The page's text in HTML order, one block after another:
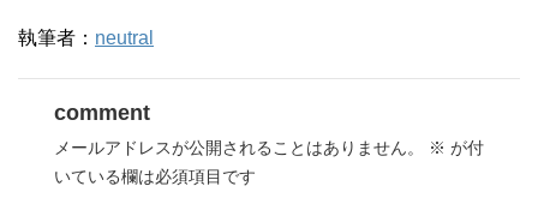
執筆者： neutral
comment
メールアドレスが公開されることはありません。 ※ が付
いている欄は必須項目です